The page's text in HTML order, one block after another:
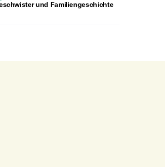
und Familiengeschichte